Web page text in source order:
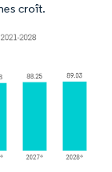
croît.